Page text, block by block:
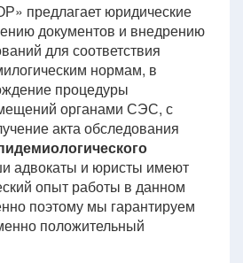
предлагает юридические
документов и внедрению
для соответствия
нормам, в
процедуры
органами СЭС, с
акта обследования
адвокаты и юристы имеют
опыт работы в данном
поэтому мы гарантируем
положительный